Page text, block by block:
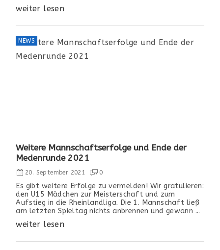
weiter lesen
NEWS
Weitere Mannschaftserfolge und Ende der
Medenrunde 2021
20. September 2021 0
Es gibt weitere Erfolge zu vermelden! Wir gratulieren:
den U15 Mädchen zur Meisterschaft und zum
Aufstieg in die Rheinlandliga. Die 1. Mannschaft ließ
am letzten Spieltag nichts anbrennen und gewann ...
weiter lesen